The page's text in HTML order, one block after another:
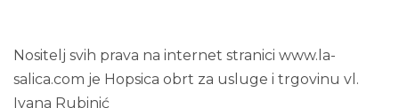
Nositelj svih prava na internet stranici www.la-
salica.com je Hopsica obrt za usluge i trgovinu vl.
Ivana Rubinić